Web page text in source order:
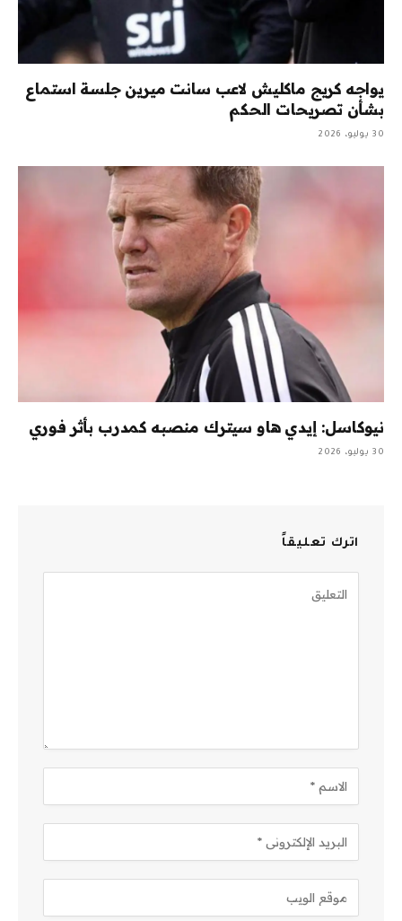
يواجه كريج ماكليش لاعب سانت ميرين جلسة استماع
بشأن تصريحات الحكم
30 يوليو، 2026
نيوكاسل: إيدي هاو سيترك منصبه كمدرب بأثر فوري
30 يوليو، 2026
اترك تعليقاً